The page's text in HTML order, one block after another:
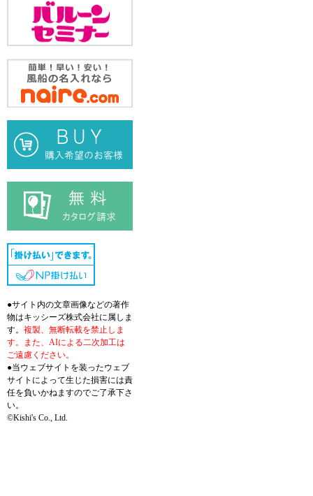
●サイト内の文章画像などの著作
物はキッシーズ株式会社に属しま
す。 複製、無断転載を禁止しま
す。また、AIによる二次加工は
ご遠慮ください。
●当ウェブサイトを装ったウェブ
サイトによって生じた損害には責
任を負いかねますのでご了承下さ
い。
©Kishi's Co., Ltd.